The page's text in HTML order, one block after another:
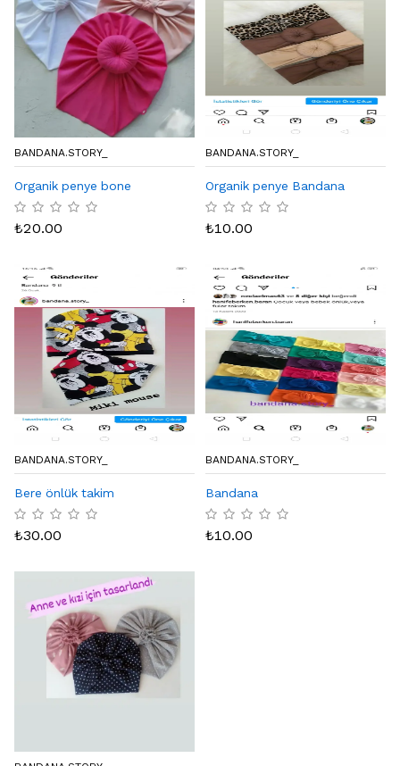
BANDANA.STORY_
Organik penye bone
₺20.00
BANDANA.STORY_
Organik penye Bandana
₺10.00
BANDANA.STORY_
Bere önlük takim
₺30.00
BANDANA.STORY_
Bandana
₺10.00